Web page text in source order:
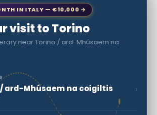
IN ITALY — €10,000 →
visit to Torino
near Torino / ard-Mhúsaem na
ard-Mhúsaem na coigiltis ›